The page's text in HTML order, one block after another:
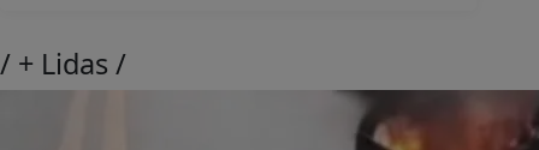
/ + Lidas /